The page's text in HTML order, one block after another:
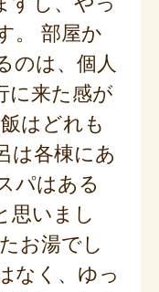
。 部屋か
のは、個人
に来た感が
はどれも
は各棟にあ
パはある
思いまし
お湯でし
なく、ゆっ